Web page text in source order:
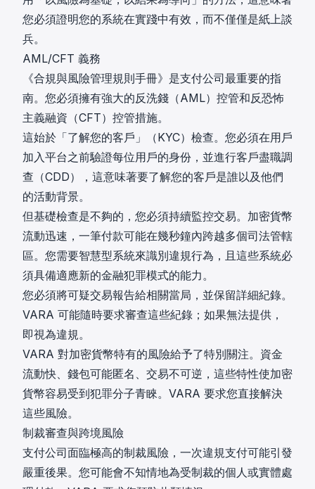
您必須證明您的系統在實踐中有效，而不僅僅是紙上談
兵。
AML/CFT 義務
《合規與風險管理規則手冊》是支付公司最重要的指
南。您必須擁有強大的反洗錢（AML）控管和反恐怖
主義融資（CFT）控管措施。
這始於「了解您的客戶」（KYC）檢查。您必須在用戶
加入平台之前驗證每位用戶的身份，並進行客戶盡職調
查（CDD），這意味著要了解您的客戶是誰以及他們
的活動背景。
但基礎檢查是不夠的，您必須持續監控交易。加密貨幣
流動迅速，一筆付款可能在幾秒鐘內跨越多個司法管轄
區。您需要智慧型系統來識別違規行為，且這些系統必
須具備適應新的金融犯罪模式的能力。
您必須將可疑交易報告給相關當局，並保留詳細紀錄。
VARA 可能隨時要求審查這些紀錄；如果無法提供，
即視為違規。
VARA 對加密貨幣特有的風險給予了特別關注。資金
流動快、錢包可能匿名、交易不可逆，這些特性使加密
貨幣容易受到犯罪分子青睞。VARA 要求您直接解決
這些風險。
制裁審查與跨境風險
支付公司面臨極高的制裁風險，一次違規支付可能引發
嚴重後果。您可能會不知情地為受制裁的個人或實體處